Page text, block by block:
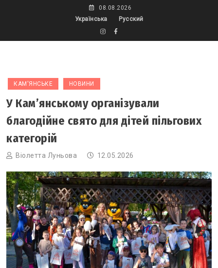
08.08.2026
Українська
Русский
КАМ'ЯНСЬКЕ НОВИНИ
У Кам’янському організували
благодійне свято для дітей пільгових
категорій
Віолетта Луньова 12.05.2026